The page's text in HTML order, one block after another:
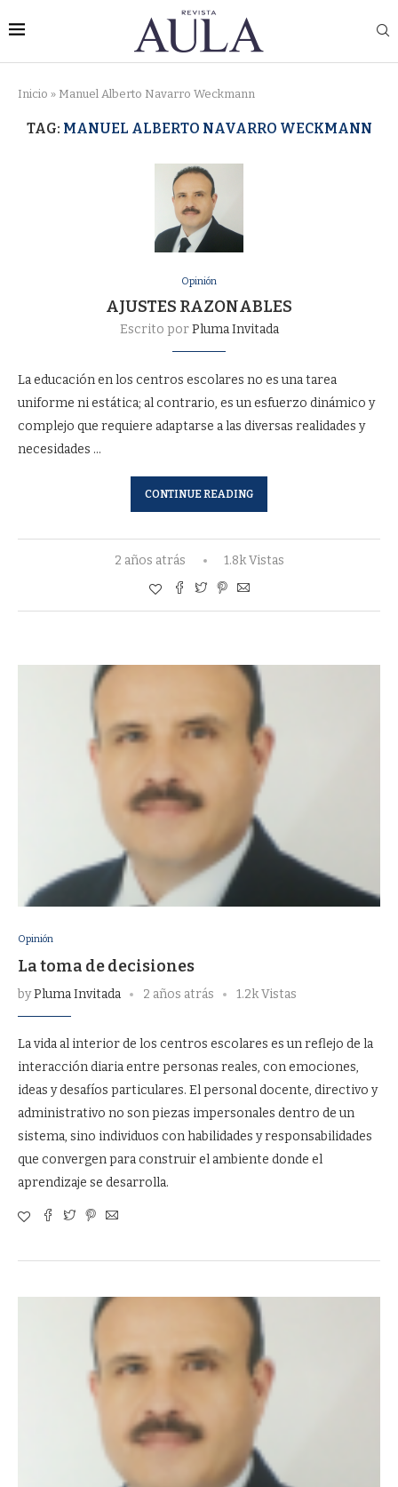
Inicio » Manuel Alberto Navarro Weckmann
TAG: MANUEL ALBERTO NAVARRO WECKMANN
Opinión
AJUSTES RAZONABLES
Escrito porPluma Invitada
La educación en los centros escolares no es una tarea
uniforme ni estática; al contrario, es un esfuerzo dinámico y
complejo que requiere adaptarse a las diversas realidades y
necesidades …
CONTINUE READING
2 años atrás 1.8k Vistas
Opinión
La toma de decisiones
byPluma Invitada 2 años atrás 1.2k Vistas
La vida al interior de los centros escolares es un reflejo de la
interacción diaria entre personas reales, con emociones,
ideas y desafíos particulares. El personal docente, directivo y
administrativo no son piezas impersonales dentro de un
sistema, sino individuos con habilidades y responsabilidades
que convergen para construir el ambiente donde el
aprendizaje se desarrolla.